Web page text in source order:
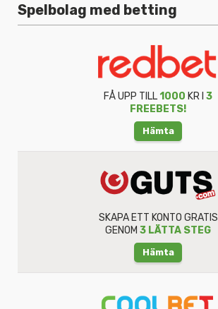
Spelbolag med betting
FÅ UPP TILL1000 KR I 3
FREEBETS!
Hämta
SKAPA ETT KONTO GRATIS
GENOM 3 LÄTTA STEG
Hämta